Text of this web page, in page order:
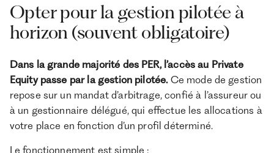
Opter pour la gestion pilotée à
horizon (souvent obligatoire)
Dans la grande majorité des PER, l’accès au Private
Equity passe par la gestion pilotée. Ce mode de gestion
repose sur un mandat d’arbitrage, confié à l’assureur ou
à un gestionnaire délégué, qui effectue les allocations à
votre place en fonction d’un profil déterminé.
Le fonctionnement est simple :